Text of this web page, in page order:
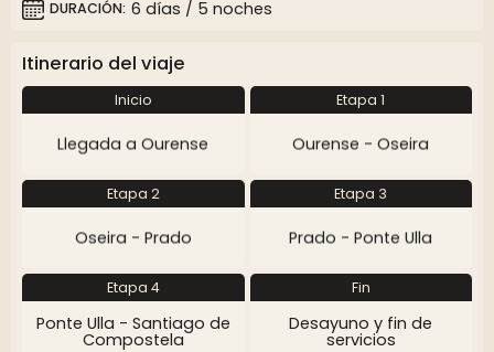
DURACIÓN 6 días / 5 noches
Itinerario del viaje
Inicio
Llegada a Ourense
Etapa 1
Ourense - Oseira
Etapa 2
Oseira - Prado
Etapa 3
Prado - Ponte Ulla
Etapa 4
Ponte Ulla - Santiago de
Compostela
Fin
Desayuno y fin de
servicios